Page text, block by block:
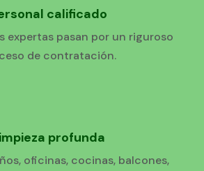
calificado
expertas pasan por un riguroso
de contratación.
profunda
oficinas, cocinas, balcones,